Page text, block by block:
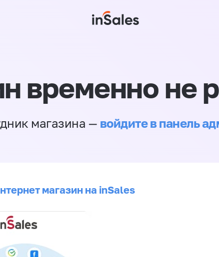
временно не
магазина — войдите в панель
магазин на inSales